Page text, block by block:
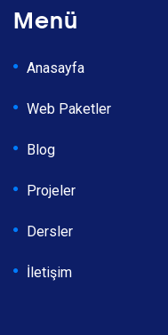
Menü
Anasayfa
Web Paketler
Blog
Projeler
Dersler
İletişim